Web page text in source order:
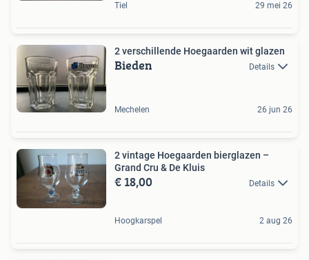
Tiel 29 mei 26
2 verschillende Hoegaarden wit glazen
Bieden Details
Mechelen 26 jun 26
2 vintage Hoegaarden bierglazen –
Grand Cru & De Kluis
€ 18,00 Details
Hoogkarspel 2 aug 26